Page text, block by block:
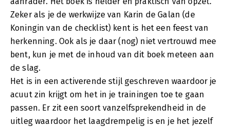
Zeker als je de werkwijze van Karin de Galan (de
Koningin van de checklist) kent is het een feest van
herkenning. Ook als je daar (nog) niet vertrouwd mee
bent, kun je met de inhoud van dit boek meteen aan
de slag.
Het is in een activerende stijl geschreven waardoor je
acuut zin krijgt om het in je trainingen toe te gaan
passen. Er zit een soort vanzelfsprekendheid in de
uitleg waardoor het laagdrempelig is en je het jezelf